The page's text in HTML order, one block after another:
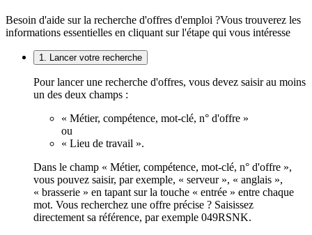
Besoin d'aide sur la recherche d'offres d'emploi ?Vous trouverez les
informations essentielles en cliquant sur l'étape qui vous intéresse
1. Lancer votre recherche
Pour lancer une recherche d'offres, vous devez saisir au moins
un des deux champs :
« Métier, compétence, mot-clé, n° d'offre »
ou
« Lieu de travail ».
Dans le champ « Métier, compétence, mot-clé, n° d'offre »,
vous pouvez saisir, par exemple, « serveur », « anglais »,
« brasserie » en tapant sur la touche « entrée » entre chaque
mot. Vous recherchez une offre précise ? Saisissez
directement sa référence, par exemple 049RSNK.